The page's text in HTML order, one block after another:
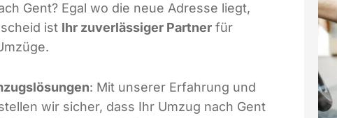
Gent? Egal wo die neue Adresse liegt,
ist Ihr zuverlässiger Partner für
: Mit unserer Erfahrung und
wir sicher, dass Ihr Umzug nach Gent